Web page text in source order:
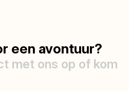
een avontuur?
met ons op of kom